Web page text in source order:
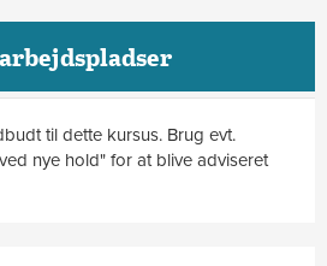
til dette kursus. Brug evt.
nye hold" for at blive adviseret